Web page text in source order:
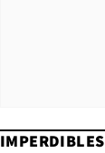
IMPERDIBLES